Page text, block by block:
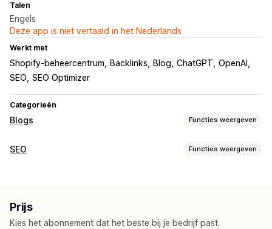
Talen
Engels
Deze app is niet vertaald in het Nederlands
Werkt met
Shopify-beheercentrum Backlinks Blog ChatGPT OpenAI
SEO SEO Optimizer
Categorieën
Blogs Functies weergeven
Contentontwikkeling
SEO
SEO Functies weergeven
Lokale SEO
Prijs
Kies het abonnement dat het beste bij je bedrijf past.